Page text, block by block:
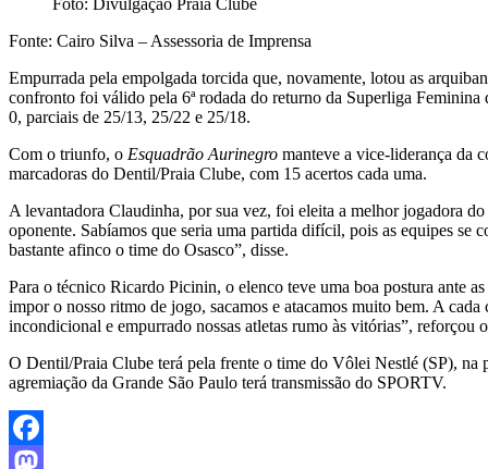
Foto: Divulgação Praia Clube
Fonte: Cairo Silva – Assessoria de Imprensa
Empurrada pela empolgada torcida que, novamente, lotou as
confronto foi válido pela 6ª rodada do returno da Superliga
0, parciais de 25/13, 25/22 e 25/18.
Com o triunfo, o Esquadrão Aurinegro manteve a vice-liderança da
marcadoras do Dentil/Praia Clube, com 15 acertos cada uma.
A levantadora Claudinha, por sua vez, foi eleita a melhor jogadora
oponente. Sabíamos que seria uma partida difícil, pois as equipes se
bastante afinco o time do Osasco”, disse.
Para o técnico Ricardo Picinin, o elenco teve uma boa postura ante
impor o nosso ritmo de jogo, sacamos e atacamos muito bem. A
incondicional e empurrado nossas atletas rumo às vitórias”,
O Dentil/Praia Clube terá pela frente o time do Vôlei Nestlé (SP), na
agremiação da Grande São Paulo terá transmissão do SPORTV.
Facebook